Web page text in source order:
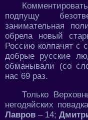
подпущу
занимательная
обрела новый
Россию колпачят с
добрые русские
обманывали (со
нас 69 раз.
Только
негодяйских
Лавров – 14;